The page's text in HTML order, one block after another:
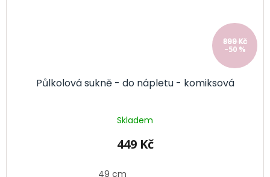
899 Kč
–50 %
Půlkolová sukně - do nápletu - komiksová
Skladem
449 Kč
49 cm